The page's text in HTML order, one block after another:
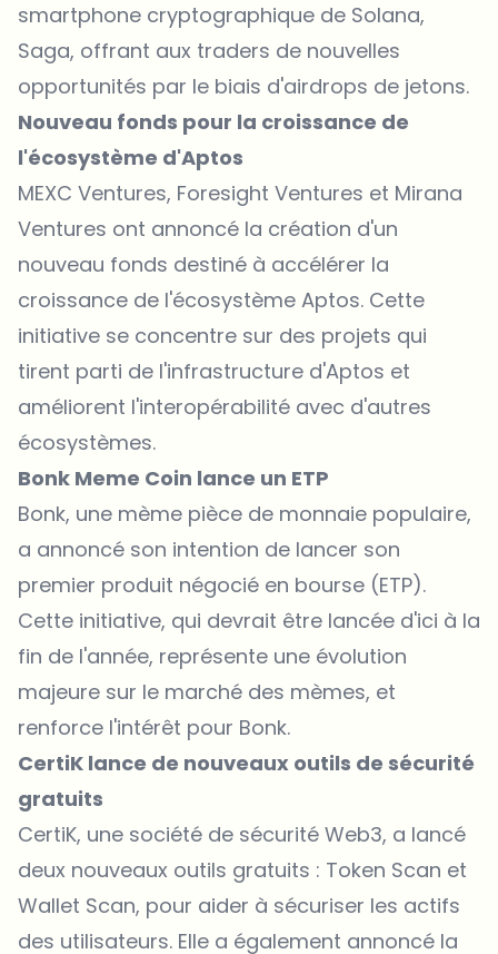
smartphone cryptographique de Solana,
Saga, offrant aux traders de nouvelles
opportunités par le biais d'airdrops de jetons.
Nouveau fonds pour la croissance de
l'écosystème d'Aptos
MEXC Ventures, Foresight Ventures et Mirana
Ventures ont annoncé la création d'un
nouveau fonds destiné à accélérer la
croissance de l'écosystème Aptos. Cette
initiative se concentre sur des projets qui
tirent parti de l'infrastructure d'Aptos et
améliorent l'interopérabilité avec d'autres
écosystèmes.
Bonk Meme Coin lance un ETP
Bonk, une mème pièce de monnaie populaire,
a annoncé son intention de lancer son
premier produit négocié en bourse (ETP).
Cette initiative, qui devrait être lancée d'ici à la
fin de l'année, représente une évolution
majeure sur le marché des mèmes, et
renforce l'intérêt pour Bonk.
CertiK lance de nouveaux outils de sécurité
gratuits
CertiK, une société de sécurité Web3, a lancé
deux nouveaux outils gratuits : Token Scan et
Wallet Scan, pour aider à sécuriser les actifs
des utilisateurs. Elle a également annoncé la